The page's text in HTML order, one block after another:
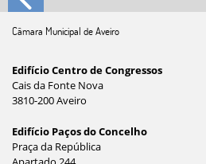
Câmara Municipal de Aveiro
Edifício Centro de Congressos
Cais da Fonte Nova
3810-200 Aveiro
Edifício Paços do Concelho
Praça da República